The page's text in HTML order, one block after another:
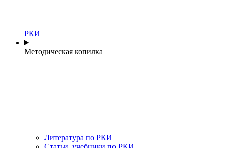
РКИ
Методическая копилка
Литература по РКИ